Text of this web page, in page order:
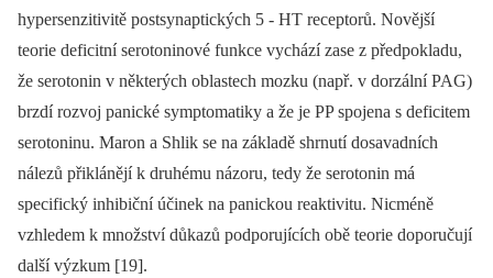
hypersenzitivitě postsynaptických 5 -⁠ HT receptorů. Novější
teorie deficitní serotoninové funkce vychází zase z předpokladu,
že serotonin v ně­kte­rých oblastech mozku (např. v dorzální PAG)
brzdí rozvoj panické symptomatiky a že je PP spojena s deficitem
serotoninu. Maron a Shlik se na základě shrnutí dosavadních
nálezů přiklánějí k druhému názoru, tedy že serotonin má
specifický inhibiční účinek na panickou reaktivitu. Nicméně
vzhledem k množství důkazů podporujících obě teorie doporučují
další výzkum [19].